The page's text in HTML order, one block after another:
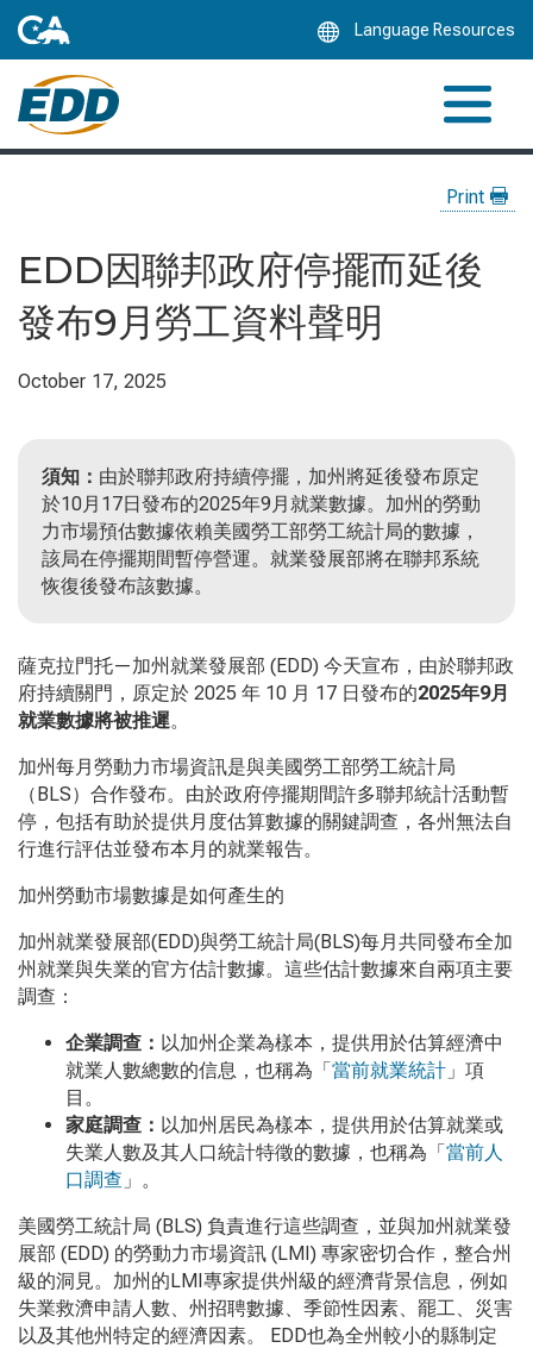
Language Resources
Print
EDD因聯邦政府停擺而延後
發布9月勞工資料聲明
October 17, 2025
須知： 由於聯邦政府持續停擺，加州將延後發布原定
於10月17日發布的2025年9月就業數據。加州的勞動
力市場預估數據依賴美國勞工部勞工統計局的數據，
該局在停擺期間暫停營運。就業發展部將在聯邦系統
恢復後發布該數據。
薩克拉門托—加州就業發展部 (EDD) 今天宣布，由於聯邦政
府持續關門，原定於 2025 年 10 月 17 日發布的2025年9月
就業數據將被推遲。
加州每月勞動力市場資訊是與美國勞工部勞工統計局
（BLS）合作發布。由於政府停擺期間許多聯邦統計活動暫
停，包括有助於提供月度估算數據的關鍵調查，各州無法自
行進行評估並發布本月的就業報告。
加州勞動市場數據是如何產生的
加州就業發展部(EDD)與勞工統計局(BLS)每月共同發布全加
州就業與失業的官方估計數據。這些估計數據來自兩項主要
調查：
企業調查： 以加州企業為樣本，提供用於估算經濟中
就業人數總數的信息，也稱為「當前就業統計 」項
目。
家庭調查： 以加州居民為樣本，提供用於估算就業或
失業人數及其人口統計特徵的數據，也稱為「當前人
口調查 」。
美國勞工統計局 (BLS) 負責進行這些調查，並與加州就業發
展部 (EDD) 的勞動力市場資訊 (LMI) 專家密切合作，整合州
級的洞見。加州的LMI專家提供州級的經濟背景信息，例如
失業救濟申請人數、州招聘數據、季節性因素、罷工、災害
以及其他州特定的經濟因素。 EDD也為全州較小的縣制定